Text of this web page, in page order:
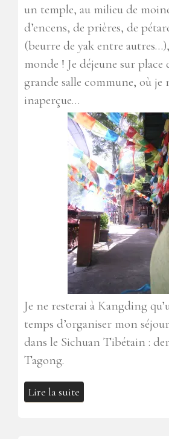
un temple, au milieu de
d’encens, de prières, de
(beurre de yak entre
monde ! Je déjeune sur place
grande salle commune, où je
inaperçue…
Je ne resterai à Kangding
temps d’organiser mon
dans le Sichuan Tibétain :
Tagong.
Lire la suite